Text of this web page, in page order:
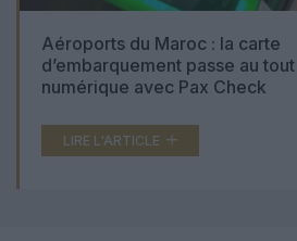
Aéroports du Maroc : la carte
d’embarquement passe au tout
numérique avec Pax Check
LIRE L'ARTICLE